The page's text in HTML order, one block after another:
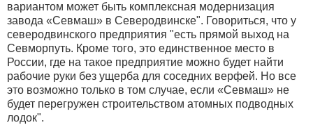
вариантом может быть комплексная модернизация
завода «Севмаш» в Северодвинске". Говориться, что у
северодвинского предприятия "есть прямой выход на
Севморпуть. Кроме того, это единственное место в
России, где на такое предприятие можно будет найти
рабочие руки без ущерба для соседних верфей. Но все
это возможно только в том случае, если «Севмаш» не
будет перегружен строительством атомных подводных
лодок".